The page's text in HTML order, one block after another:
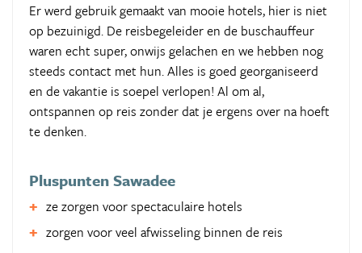
Er werd gebruik gemaakt van mooie hotels, hier is niet
op bezuinigd. De reisbegeleider en de buschauffeur
waren echt super, onwijs gelachen en we hebben nog
steeds contact met hun. Alles is goed georganiseerd
en de vakantie is soepel verlopen! Al om al,
ontspannen op reis zonder dat je ergens over na hoeft
te denken.
Pluspunten Sawadee
ze zorgen voor spectaculaire hotels
zorgen voor veel afwisseling binnen de reis